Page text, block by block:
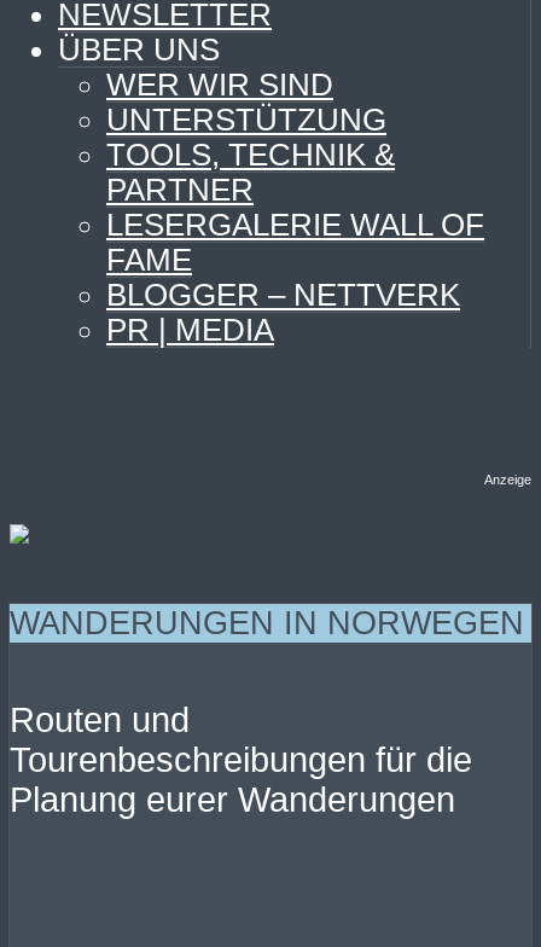
NEWSLETTER
ÜBER UNS
WER WIR SIND
UNTERSTÜTZUNG
TOOLS, TECHNIK &
PARTNER
LESERGALERIE WALL OF
FAME
BLOGGER – NETTVERK
PR | MEDIA
Anzeige
WANDERUNGEN IN NORWEGEN
Routen und
Tourenbeschreibungen für die
Planung eurer Wanderungen